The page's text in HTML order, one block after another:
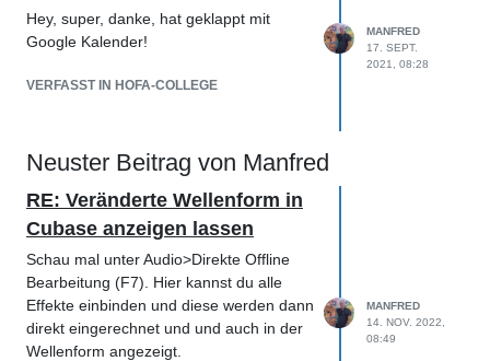
Hey, super, danke, hat geklappt mit
Google Kalender!
VERFASST IN HOFA-COLLEGE
MANFRED
17. SEPT.
2021, 08:28
Neuster Beitrag von Manfred
RE: Veränderte Wellenform in
Cubase anzeigen lassen
Schau mal unter Audio>Direkte Offline
Bearbeitung (F7). Hier kannst du alle
Effekte einbinden und diese werden dann
direkt eingerechnet und und auch in der
Wellenform angezeigt.
MANFRED
14. NOV. 2022,
08:49